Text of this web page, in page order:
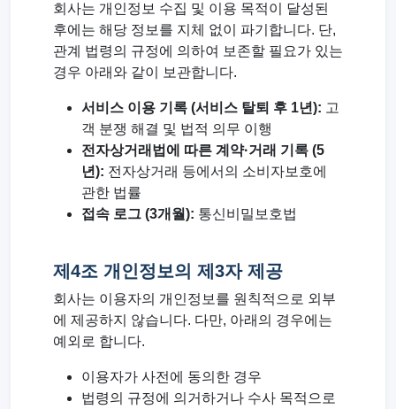
회사는 개인정보 수집 및 이용 목적이 달성된
후에는 해당 정보를 지체 없이 파기합니다. 단,
관계 법령의 규정에 의하여 보존할 필요가 있는
경우 아래와 같이 보관합니다.
서비스 이용 기록 (서비스 탈퇴 후 1년): 고
객 분쟁 해결 및 법적 의무 이행
전자상거래법에 따른 계약·거래 기록 (5
년): 전자상거래 등에서의 소비자보호에
관한 법률
접속 로그 (3개월): 통신비밀보호법
제4조 개인정보의 제3자 제공
회사는 이용자의 개인정보를 원칙적으로 외부
에 제공하지 않습니다. 다만, 아래의 경우에는
예외로 합니다.
이용자가 사전에 동의한 경우
법령의 규정에 의거하거나 수사 목적으로